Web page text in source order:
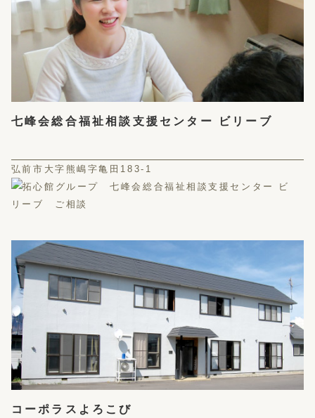
七峰会総合福祉相談支援センター ビリーブ
弘前市大字熊嶋字亀田183-1
コーポラスよろこび